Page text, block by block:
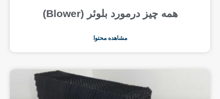
همه چیز درمورد بلوئر (Blower)
مشاهده محتوا